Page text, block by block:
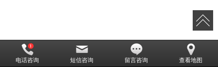
电话咨询 短信咨询 留言咨询 查看地图